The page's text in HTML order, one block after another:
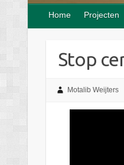
Home Projecten
Stop
Motalib Weijters